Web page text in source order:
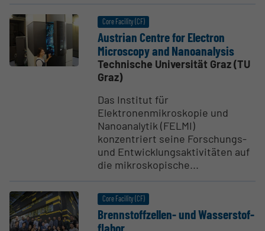
Core Facility (CF)
Austrian Centre for Electron
Micro­scopy and Nanoana­lysis
Technische Universität Graz (TU
Graz)
Das Institut für
Elektronenmikroskopie und
Nanoanalytik (FELMI)
konzentriert seine Forschungs-
und Entwicklungsaktivitäten auf
die mikroskopische...
Core Facility (CF)
Brenn­stoff­zellen- und Wasser­stof­
flabor